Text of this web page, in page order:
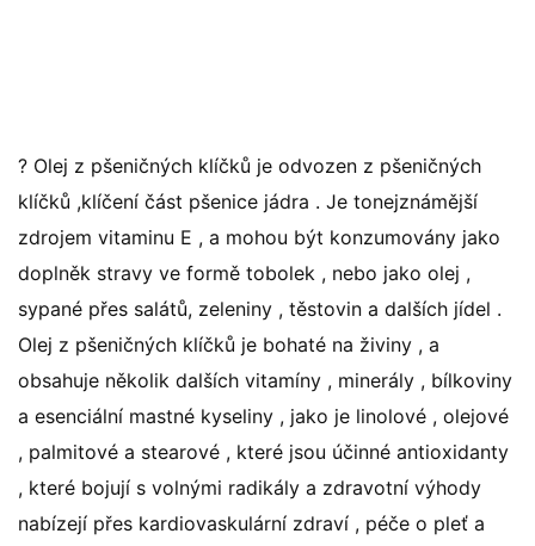
? Olej z pšeničných klíčků je odvozen z pšeničných
klíčků ,klíčení část pšenice jádra . Je tonejznámější
zdrojem vitaminu E , a mohou být konzumovány jako
doplněk stravy ve formě tobolek , nebo jako olej ,
sypané přes salátů, zeleniny , těstovin a dalších jídel .
Olej z pšeničných klíčků je bohaté na živiny , a
obsahuje několik dalších vitamíny , minerály , bílkoviny
a esenciální mastné kyseliny , jako je linolové , olejové
, palmitové a stearové , které jsou účinné antioxidanty
, které bojují s volnými radikály a zdravotní výhody
nabízejí přes kardiovaskulární zdraví , péče o pleť a